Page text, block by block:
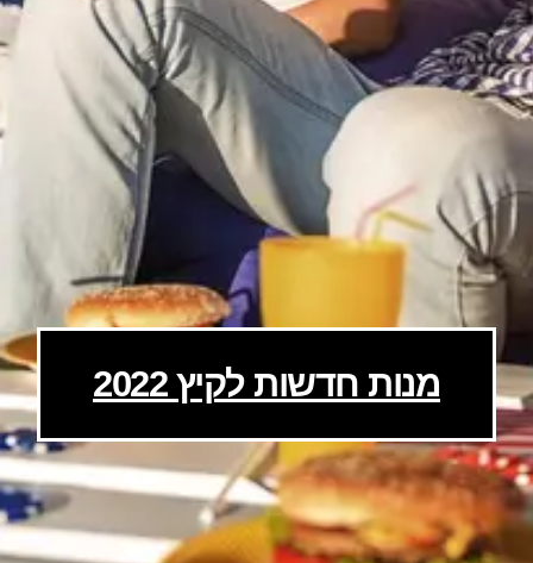
מנות חדשות לקיץ 2022